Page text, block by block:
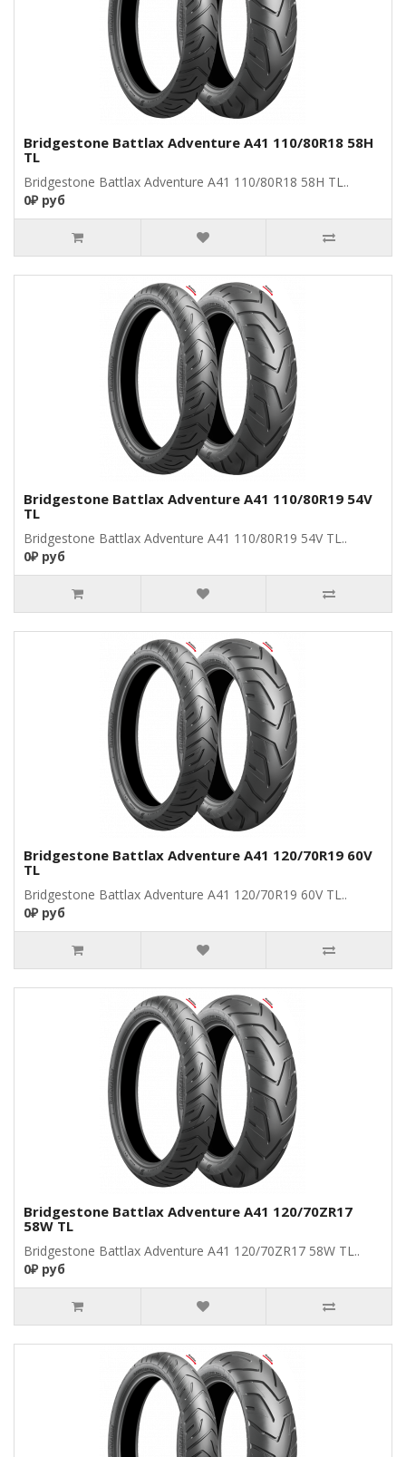
Bridgestone Battlax Adventure A41 110/80R18 58H
TL
Bridgestone Battlax Adventure A41 110/80R18 58H TL..
0₽ руб
Bridgestone Battlax Adventure A41 110/80R19 54V
TL
Bridgestone Battlax Adventure A41 110/80R19 54V TL..
0₽ руб
Bridgestone Battlax Adventure A41 120/70R19 60V
TL
Bridgestone Battlax Adventure A41 120/70R19 60V TL..
0₽ руб
Bridgestone Battlax Adventure A41 120/70ZR17
58W TL
Bridgestone Battlax Adventure A41 120/70ZR17 58W TL..
0₽ руб